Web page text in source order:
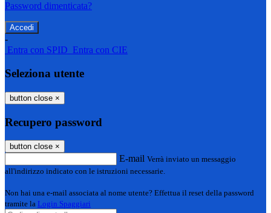
Password dimenticata?
-
Entra con SPID Entra con CIE
Seleziona utente
button close ×
Recupero password
button close ×
E-mail Verrà inviato un messaggio
all'indirizzo indicato con le istruzioni necessarie.
Non hai una e-mail associata al nome utente? Effettua il reset della password
tramite la Login Spaggiari